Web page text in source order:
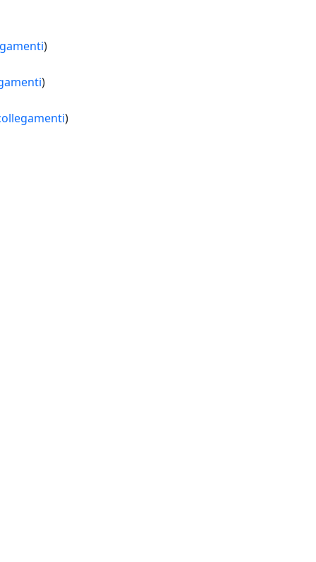
)
)
)